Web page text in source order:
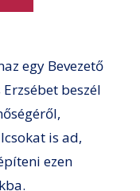
egy Bevezető
beszél
is ad,
ezen